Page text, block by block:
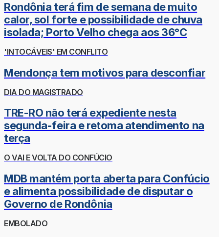
Rondônia terá fim de semana de muito
calor, sol forte e possibilidade de chuva
isolada; Porto Velho chega aos 36°C
'INTOCÁVEIS' EM CONFLITO
Mendonça tem motivos para desconfiar
DIA DO MAGISTRADO
TRE-RO não terá expediente nesta
segunda-feira e retoma atendimento na
terça
O VAI E VOLTA DO CONFÚCIO
MDB mantém porta aberta para Confúcio
e alimenta possibilidade de disputar o
Governo de Rondônia
EMBOLADO